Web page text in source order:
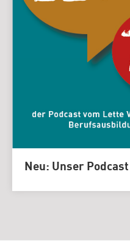
Neu: Unser Podcast